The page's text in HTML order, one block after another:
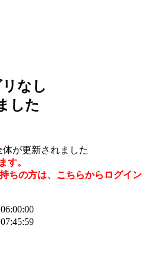
なし
した
が更新されました
す。
ちの方は、 こちらからログイン